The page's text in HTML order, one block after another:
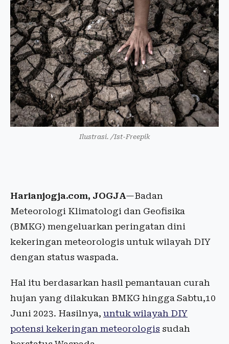
Ilustrasi. /Ist-Freepik
Harianjogja.com, JOGJA—Badan
Meteorologi Klimatologi dan Geofisika
(BMKG) mengeluarkan peringatan dini
kekeringan meteorologis untuk wilayah DIY
dengan status waspada.
Hal itu berdasarkan hasil pemantauan curah
hujan yang dilakukan BMKG hingga Sabtu,10
Juni 2023. Hasilnya, untuk wilayah DIY
potensi kekeringan meteorologis sudah